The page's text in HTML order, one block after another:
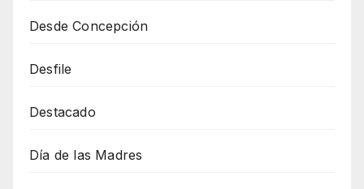
Desde Concepción
Desfile
Destacado
Día de las Madres